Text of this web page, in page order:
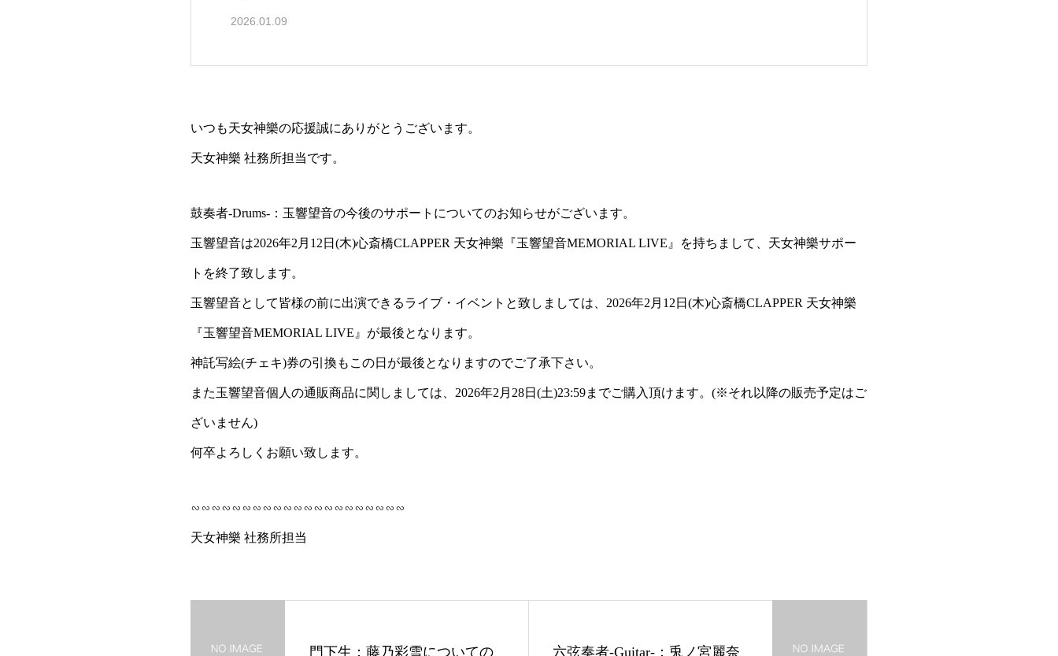
2026.01.09
いつも天女神樂の応援誠にありがとうございます。
天女神樂 社務所担当です。
鼓奏者-Drums-：玉響望音の今後のサポートについてのお知らせがございます。
玉響望音は2026年2月12日(木)心斎橋CLAPPER 天女神樂『玉響望音MEMORIAL LIVE』を持ちまして、天女神樂サポー
トを終了致します。
玉響望音として皆様の前に出演できるライブ・イベントと致しましては、2026年2月12日(木)心斎橋CLAPPER 天女神樂
『玉響望音MEMORIAL LIVE』が最後となります。
神託写絵(チェキ)券の引換もこの日が最後となりますのでご了承下さい。
また玉響望音個人の通販商品に関しましては、2026年2月28日(土)23:59までご購入頂けます。(※それ以降の販売予定はご
ざいません)
何卒よろしくお願い致します。
∽∽∽∽∽∽∽∽∽∽∽∽∽∽∽∽∽∽∽∽∽
天女神樂 社務所担当
門下生：藤乃彩雪についての 六弦奏者-Guitar-：兎ノ宮麗奈